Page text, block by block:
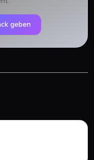
geben